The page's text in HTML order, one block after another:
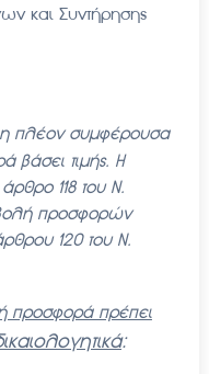
και Συντήρησης
η πλέον συμφέρουσα
βάσει τιμής. Η
118 του Ν.
προσφορών
120 του Ν.
προσφορά πρέπει
: